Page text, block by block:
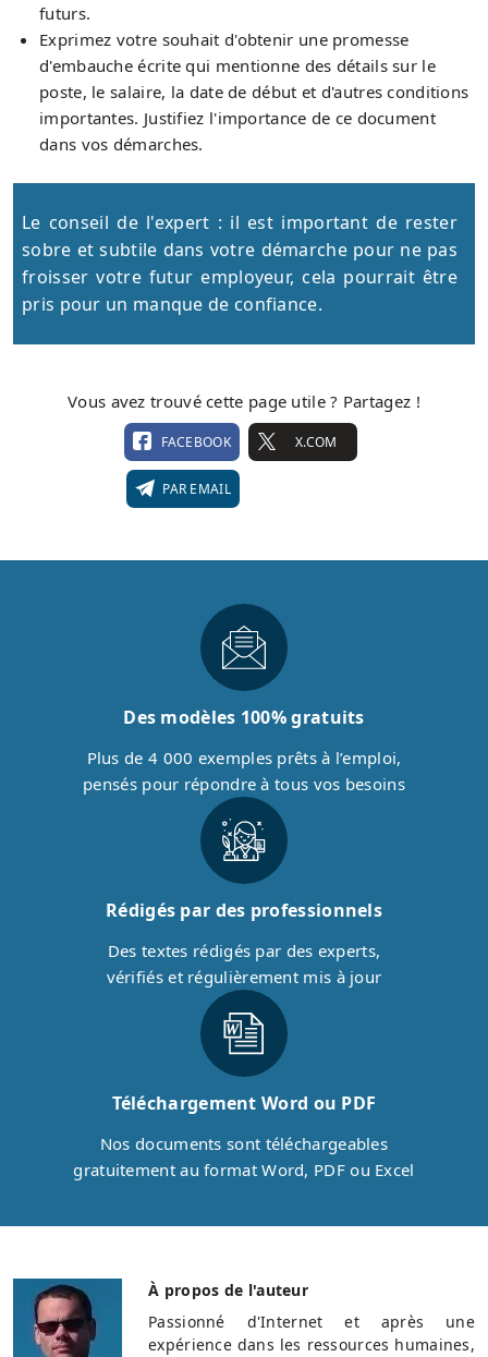
futurs.
Exprimez votre souhait d'obtenir une promesse
d'embauche écrite qui mentionne des détails sur le
poste, le salaire, la date de début et d'autres conditions
importantes. Justifiez l'importance de ce document
dans vos démarches.
Le conseil de l'expert : il est important de rester
sobre et subtile dans votre démarche pour ne pas
froisser votre futur employeur, cela pourrait être
pris pour un manque de confiance.
Vous avez trouvé cette page utile ? Partagez !
FACEBOOK X.COM
PAR EMAIL
Des modèles 100% gratuits
Plus de 4 000 exemples prêts à l’emploi,
pensés pour répondre à tous vos besoins
Rédigés par des professionnels
Des textes rédigés par des experts,
vérifiés et régulièrement mis à jour
Téléchargement Word ou PDF
Nos documents sont téléchargeables
gratuitement au format Word, PDF ou Excel
À propos de l'auteur
Passionné d'Internet et après une
expérience dans les ressources humaines,